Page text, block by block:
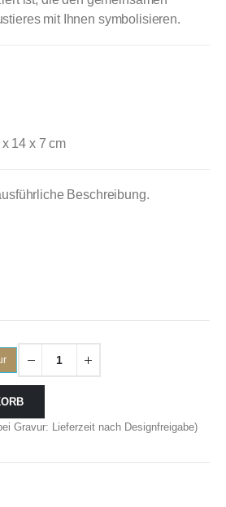
mit Ihnen symbolisieren.
14 x 7 cm
Beschreibung.
Gravur: Lieferzeit nach Designfreigabe)